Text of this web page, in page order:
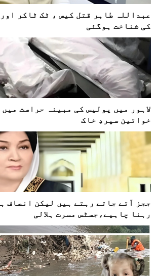
عبداللہ طاہر قتل کیس ، ٹک
کی شناخت ہوگئی
لاہور میں پولیس کی مبینہ حراست
خواتین سپردِ خاک
ججز آتے جاتے رہتے ہیں لیکن انصاف
رہنا چاہیے،جسٹس مسرت ہلالی